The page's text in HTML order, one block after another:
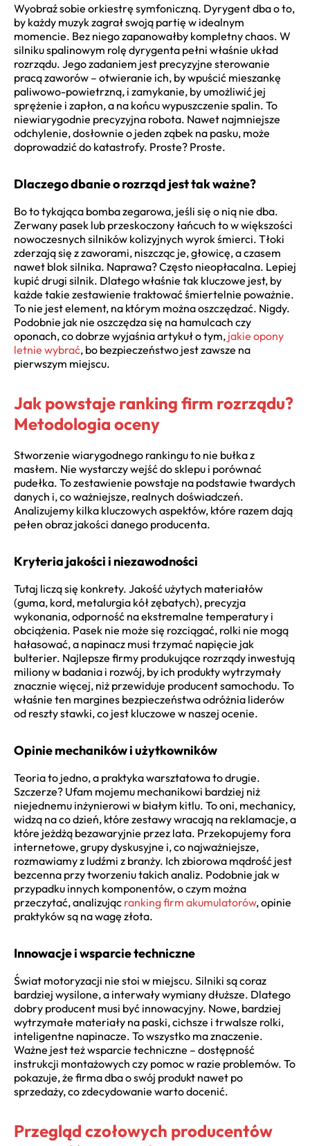
Wyobraź sobie orkiestrę symfoniczną. Dyrygent dba o to,
by każdy muzyk zagrał swoją partię w idealnym
momencie. Bez niego zapanowałby kompletny chaos. W
silniku spalinowym rolę dyrygenta pełni właśnie układ
rozrządu. Jego zadaniem jest precyzyjne sterowanie
pracą zaworów – otwieranie ich, by wpuścić mieszankę
paliwowo-powietrzną, i zamykanie, by umożliwić jej
sprężenie i zapłon, a na końcu wypuszczenie spalin. To
niewiarygodnie precyzyjna robota. Nawet najmniejsze
odchylenie, dosłownie o jeden ząbek na pasku, może
doprowadzić do katastrofy. Proste? Proste.
Dlaczego dbanie o rozrząd jest tak ważne?
Bo to tykająca bomba zegarowa, jeśli się o nią nie dba.
Zerwany pasek lub przeskoczony łańcuch to w większości
nowoczesnych silników kolizyjnych wyrok śmierci. Tłoki
zderzają się z zaworami, niszcząc je, głowicę, a czasem
nawet blok silnika. Naprawa? Często nieopłacalna. Lepiej
kupić drugi silnik. Dlatego właśnie tak kluczowe jest, by
każde takie zestawienie traktować śmiertelnie poważnie.
To nie jest element, na którym można oszczędzać. Nigdy.
Podobnie jak nie oszczędza się na hamulcach czy
oponach, co dobrze wyjaśnia artykuł o tym, jakie opony
letnie wybrać, bo bezpieczeństwo jest zawsze na
pierwszym miejscu.
Jak powstaje ranking firm rozrządu?
Metodologia oceny
Stworzenie wiarygodnego rankingu to nie bułka z
masłem. Nie wystarczy wejść do sklepu i porównać
pudełka. To zestawienie powstaje na podstawie twardych
danych i, co ważniejsze, realnych doświadczeń.
Analizujemy kilka kluczowych aspektów, które razem dają
pełen obraz jakości danego producenta.
Kryteria jakości i niezawodności
Tutaj liczą się konkrety. Jakość użytych materiałów
(guma, kord, metalurgia kół zębatych), precyzja
wykonania, odporność na ekstremalne temperatury i
obciążenia. Pasek nie może się rozciągać, rolki nie mogą
hałasować, a napinacz musi trzymać napięcie jak
bulterier. Najlepsze firmy produkujące rozrządy inwestują
miliony w badania i rozwój, by ich produkty wytrzymały
znacznie więcej, niż przewiduje producent samochodu. To
właśnie ten margines bezpieczeństwa odróżnia liderów
od reszty stawki, co jest kluczowe w naszej ocenie.
Opinie mechaników i użytkowników
Teoria to jedno, a praktyka warsztatowa to drugie.
Szczerze? Ufam mojemu mechanikowi bardziej niż
niejednemu inżynierowi w białym kitlu. To oni, mechanicy,
widzą na co dzień, które zestawy wracają na reklamacje, a
które jeżdżą bezawaryjnie przez lata. Przekopujemy fora
internetowe, grupy dyskusyjne i, co najważniejsze,
rozmawiamy z ludźmi z branży. Ich zbiorowa mądrość jest
bezcenna przy tworzeniu takich analiz. Podobnie jak w
przypadku innych komponentów, o czym można
przeczytać, analizując ranking firm akumulatorów, opinie
praktyków są na wagę złota.
Innowacje i wsparcie techniczne
Świat motoryzacji nie stoi w miejscu. Silniki są coraz
bardziej wysilone, a interwały wymiany dłuższe. Dlatego
dobry producent musi być innowacyjny. Nowe, bardziej
wytrzymałe materiały na paski, cichsze i trwalsze rolki,
inteligentne napinacze. To wszystko ma znaczenie.
Ważne jest też wsparcie techniczne – dostępność
instrukcji montażowych czy pomoc w razie problemów. To
pokazuje, że firma dba o swój produkt nawet po
sprzedaży, co zdecydowanie warto docenić.
Przegląd czołowych producentów